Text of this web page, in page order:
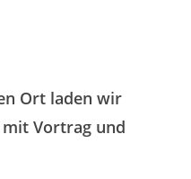
Ort laden wir
Vortrag und